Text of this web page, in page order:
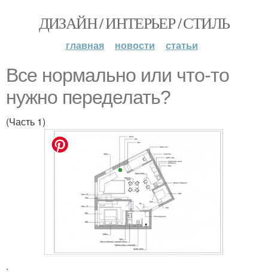
ДИЗАЙН / ИНТЕРЬЕР / СТИЛЬ
главная новости статьи
Все нормально или что-то
нужно переделать?
(Часть 1)
.